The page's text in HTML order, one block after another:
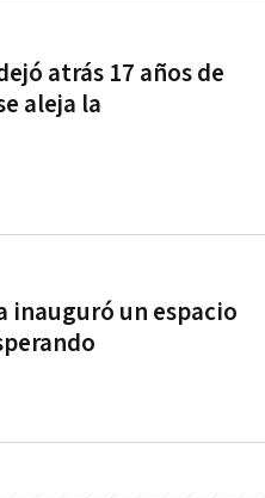
atrás 17 años de
aleja la
inauguró un espacio